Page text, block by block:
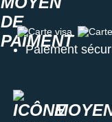
Carte visa Carte
Paiement